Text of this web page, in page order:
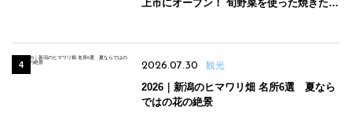
上市にオープン！ 旬野菜を使った焼きたて
2026.07.30 観光
2026｜新潟のヒマワリ畑 名所6選 夏なら
ではの花の絶景